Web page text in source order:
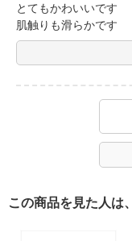
とてもかわいいです
肌触りも滑らかです
この商品を見た人は